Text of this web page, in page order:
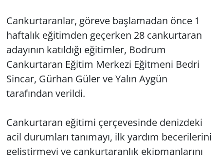
Cankurtaranlar, göreve başlamadan önce 1
haftalık eğitimden geçerken 28 cankurtaran
adayının katıldığı eğitimler, Bodrum
Cankurtaran Eğitim Merkezi Eğitmeni Bedri
Sincar, Gürhan Güler ve Yalın Aygün
tarafından verildi.
Cankurtaran eğitimi çerçevesinde denizdeki
acil durumları tanımayı, ilk yardım becerilerini
geliştirmeyi ve cankurtaranlık ekipmanlarını